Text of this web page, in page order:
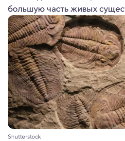
большую часть живых
Shutterstock